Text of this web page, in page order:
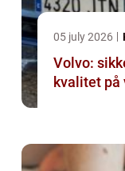
05 july 2026
Volvo:
kvalitet på